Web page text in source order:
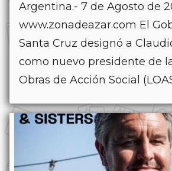
Argentina.- 7 de Agosto de
www.zonadeazar.com El
Santa Cruz designó a
como nuevo presidente de
Obras de Acción Social